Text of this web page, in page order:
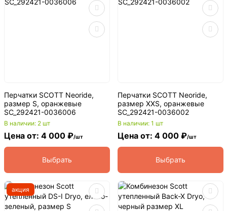
Перчатки SCOTT Neoride,
размер S, оранжевые
SC_292421-0036006
В наличии: 2 шт
Цена от: 4 000 ₽/шт
Выбрать
Перчатки SCOTT Neoride,
размер XXS, оранжевые
SC_292421-0036002
В наличии: 1 шт
Цена от: 4 000 ₽/шт
Выбрать
акция